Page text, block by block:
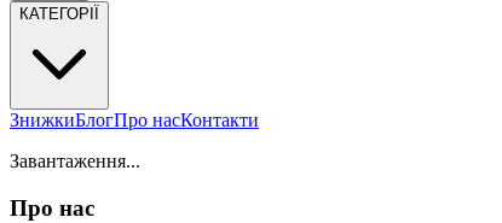
КАТЕГОРІЇ
ЗнижкиБлогПро насКонтакти
Завантаження...
Про нас